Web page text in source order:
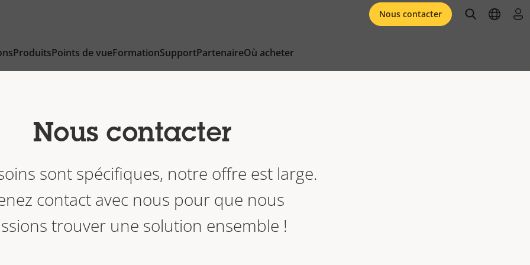
ProduitsPoints de vueFormationSupportPartenaireOù acheter
Nous contacter openopen
Nous contacter
sont spécifiques, notre offre est large.
contact avec nous pour que nous
trouver une solution ensemble !